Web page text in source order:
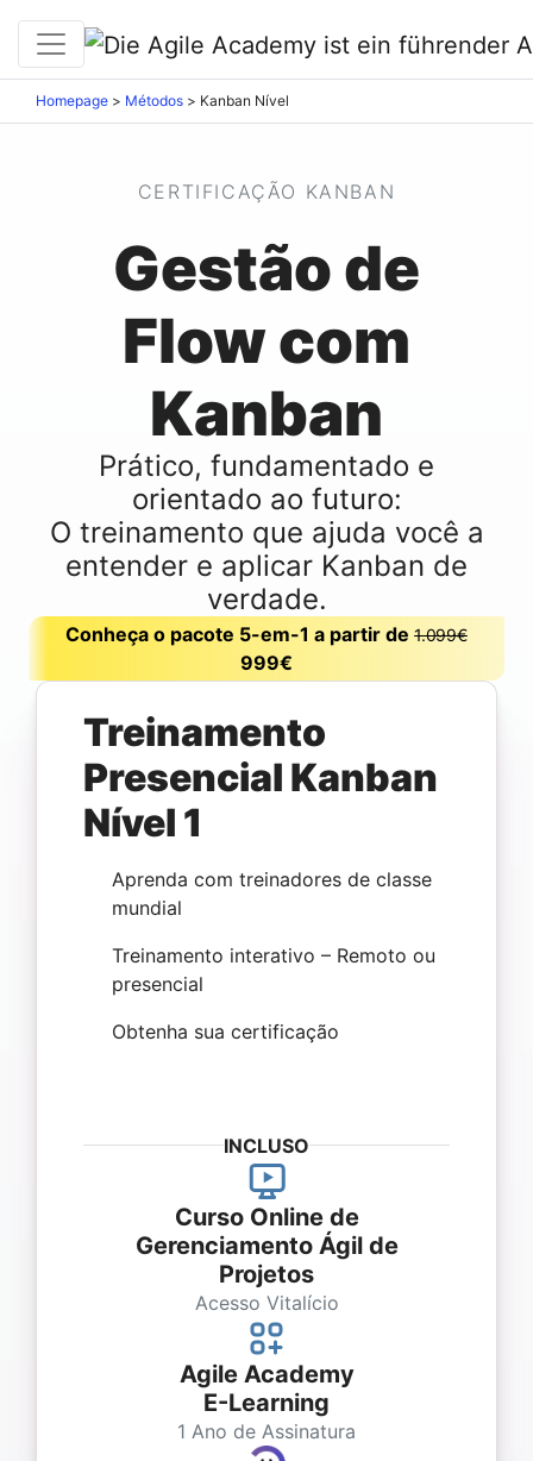
Homepage > Métodos > Kanban Nível
CERTIFICAÇÃO KANBAN
Gestão de
Flow com
Kanban
Prático, fundamentado e
orientado ao futuro:
O treinamento que ajuda você a
entender e aplicar Kanban de
verdade.
Conheça o pacote 5-em-1 a partir de1.099€
999€
Treinamento
Presencial Kanban
Nível 1
Aprenda com treinadores de classe
mundial
Treinamento interativo – Remoto ou
presencial
Obtenha sua certificação
INCLUSO
Curso Online de
Gerenciamento Ágil de
Projetos
Acesso Vitalício
Agile Academy
E-Learning
1 Ano de Assinatura